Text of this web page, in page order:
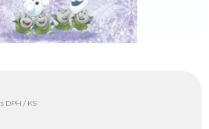
s DPH / KS